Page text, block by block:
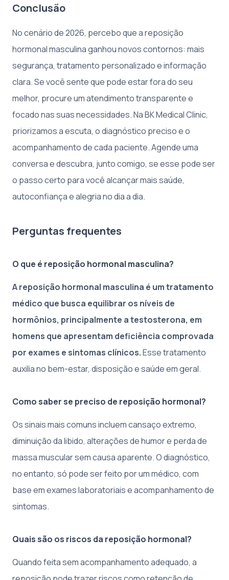
Conclusão
No cenário de 2026, percebo que a reposição
hormonal masculina ganhou novos contornos: mais
segurança, tratamento personalizado e informação
clara. Se você sente que pode estar fora do seu
melhor, procure um atendimento transparente e
focado nas suas necessidades. Na BK Medical Clinic,
priorizamos a escuta, o diagnóstico preciso e o
acompanhamento de cada paciente. Agende uma
conversa e descubra, junto comigo, se esse pode ser
o passo certo para você alcançar mais saúde,
autoconfiança e alegria no dia a dia.
Perguntas frequentes
O que é reposição hormonal masculina?
A reposição hormonal masculina é um tratamento
médico que busca equilibrar os níveis de
hormônios, principalmente a testosterona, em
homens que apresentam deficiência comprovada
por exames e sintomas clínicos.Esse tratamento
auxilia no bem-estar, disposição e saúde em geral.
Como saber se preciso de reposição hormonal?
Os sinais mais comuns incluem cansaço extremo,
diminuição da libido, alterações de humor e perda de
massa muscular sem causa aparente. O diagnóstico,
no entanto, só pode ser feito por um médico, com
base em exames laboratoriais e acompanhamento de
sintomas.
Quais são os riscos da reposição hormonal?
Quando feita sem acompanhamento adequado, a